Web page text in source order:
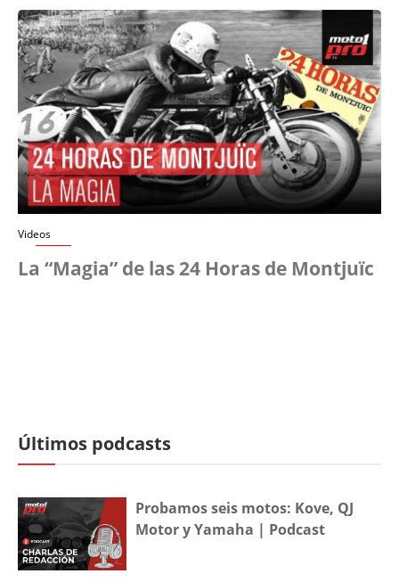
Videos
La “Magia” de las 24 Horas de Montjuïc
Últimos podcasts
Probamos seis motos: Kove, QJ
Motor y Yamaha | Podcast